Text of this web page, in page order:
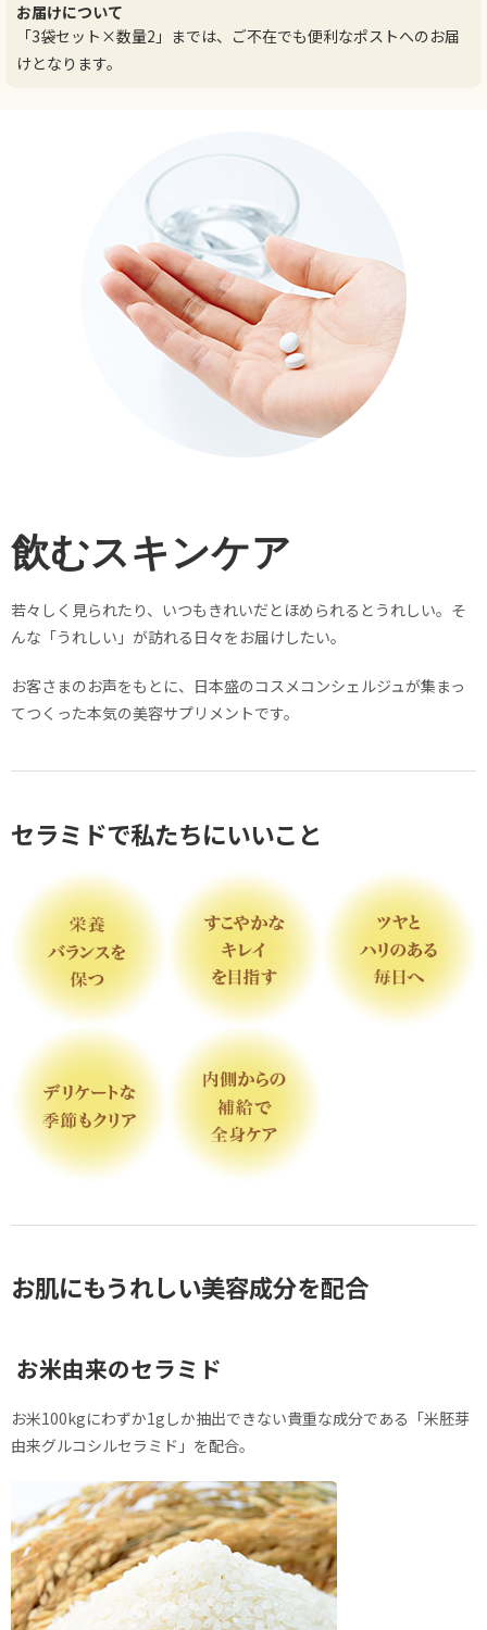
お届けについて
「3袋セット×数量2」までは、ご不在でも便利なポストへのお届
けとなります。
飲むスキンケア
若々しく見られたり、いつもきれいだとほめられるとうれしい。そ
んな「うれしい」が訪れる日々をお届けしたい。
お客さまのお声をもとに、日本盛のコスメコンシェルジュが集まっ
てつくった本気の美容サプリメントです。
セラミドで私たちにいいこと
お肌にもうれしい美容成分を配合
お米由来のセラミド
お米100kgにわずか1gしか抽出できない貴重な成分である「米胚芽
由来グルコシルセラミド」を配合。